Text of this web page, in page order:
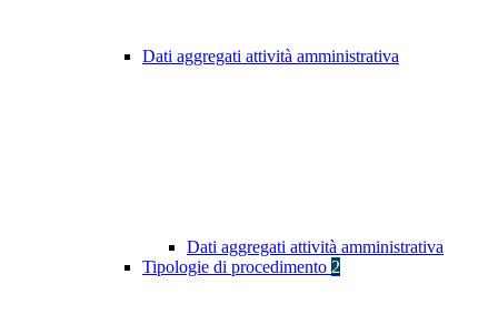
Dati aggregati attività amministrativa
Dati aggregati attività amministrativa
Tipologie di procedimento 2